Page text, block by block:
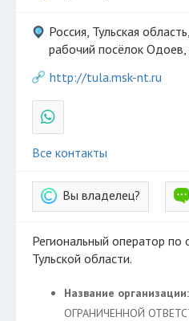
Россия, Тульская
рабочий посёлок Одоев,
http://tula.msk-nt.ru
Все контакты
Вы владелец?
Региональный оператор по обращению с ТКО в
Тульской области.
Название организации:
ОГРАНИЧЕННОЙ